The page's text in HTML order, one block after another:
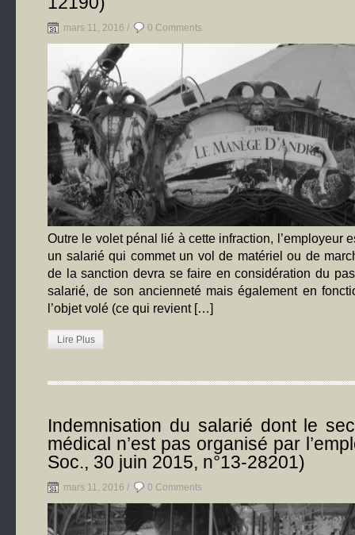
mars 11, 2016 / 0 Comments
Outre le volet pénal lié à cette infraction, l’employeur
un salarié qui commet un vol de matériel ou de
de la sanction devra se faire en considération du
salarié, de son ancienneté mais également en
l’objet volé (ce qui revient […]
Lire Plus
Indemnisation du salarié dont le
médical n’est pas organisé par
Soc., 30 juin 2015, n°13-28201)
mars 11, 2016 / 0 Comments